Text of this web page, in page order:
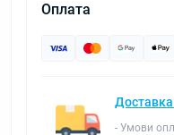
Оплата
Доставка
- Умови